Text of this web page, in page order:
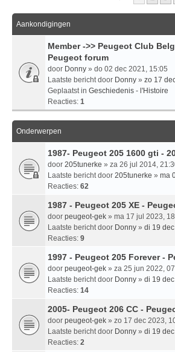
Aankondigingen
Member ->> Peugeot Club
Peugeot forum
door Donny » do 02 dec 2021, 15:05
Laatste bericht door Donny » zo 17
Geplaatst in Geschiedenis - l'Histoire
Reacties: 1
Onderwerpen
1987- Peugeot 205 1600 gti -
door 205tunerke » za 26 jul 2014,
Laatste bericht door 205tunerke » ma
Reacties: 62
1987 - Peugeot 205 XE -
door peugeot-gek » ma 17 jul 2023,
Laatste bericht door Donny » di 19
Reacties: 9
1997 - Peugeot 205 Forever -
door peugeot-gek » za 25 jun 2022,
Laatste bericht door Donny » di 19
Reacties: 14
2005- Peugeot 206 CC -
door peugeot-gek » zo 17 dec 2023,
Laatste bericht door Donny » di 19
Reacties: 2